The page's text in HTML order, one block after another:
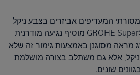
המעדיפים אביזרים בצבע ניקל
עם גימור מט עדין. GROHE SuperSteel מוסיף נגיעה מודרנית
מראה מסוגנן באמצעות גימור זה שלא
אלא גם משתלב בצורה מושלמת
שונים.